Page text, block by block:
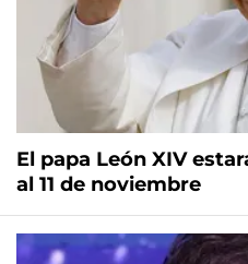
El papa León XIV
al 11 de noviembre